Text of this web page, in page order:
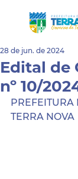
Edital de
nº 10/
28 de jun. de 2024
TERRA NOVA